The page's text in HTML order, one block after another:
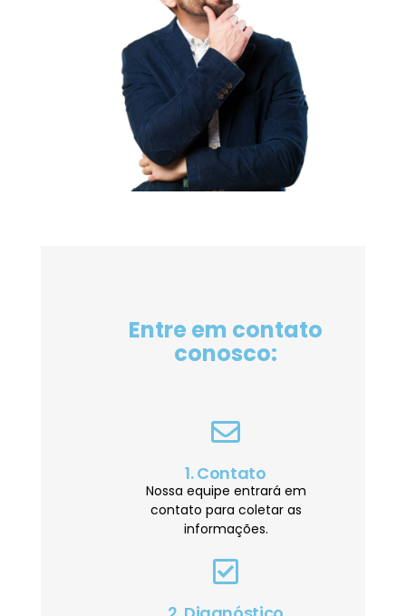
Entre em contato
conosco:
1. Contato
Nossa equipe entrará em
contato para coletar as
informações.